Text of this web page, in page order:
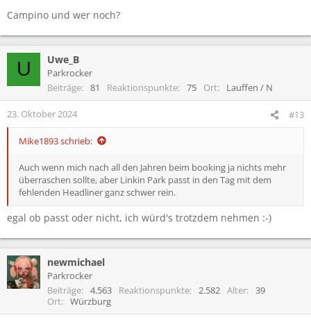
Campino und wer noch?
U Uwe_B
Parkrocker
Beiträge
81 Reaktionspunkte 75 Ort Lauffen / N
23. Oktober 2024 #13
Mike1893 schrieb:
Auch wenn mich nach all den Jahren beim booking ja nichts mehr
überraschen sollte, aber Linkin Park passt in den Tag mit dem
fehlenden Headliner ganz schwer rein.
egal ob passt oder nicht, ich würd's trotzdem nehmen :-)
newmichael
Parkrocker
Beiträge
4.563 Reaktionspunkte 2.582 Alter
39
Ort
Würzburg